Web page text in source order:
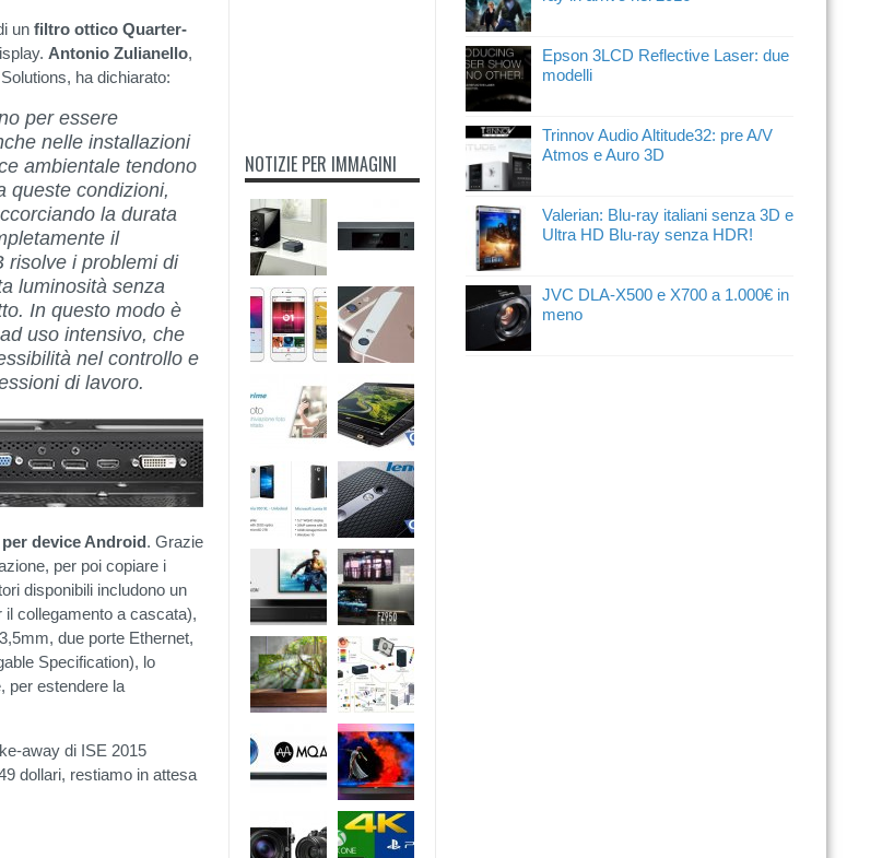
un filtro ottico Quarter-
Antonio Zulianello,
ha dichiarato:
per essere
nelle installazioni
ambientale tendono
queste condizioni,
la durata
il
risolve i problemi di
luminosità senza
In questo modo è
uso intensivo, che
nel controllo e
di lavoro.
device Android. Grazie
per poi copiare i
disponibili includono un
collegamento a cascata),
due porte Ethernet,
Specification), lo
per estendere la
away di ISE 2015
dollari, restiamo in attesa
NOTIZIE PER IMMAGINI
Epson 3LCD Reflective Laser: due
modelli
Trinnov Audio Altitude32: pre A/V
Atmos e Auro 3D
Valerian: Blu-ray italiani senza 3D e
Ultra HD Blu-ray senza HDR!
JVC DLA-X500 e X700 a 1.000€ in
meno